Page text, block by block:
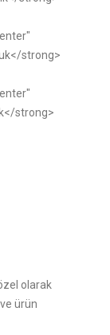
strong>
strong>
olarak
ürün